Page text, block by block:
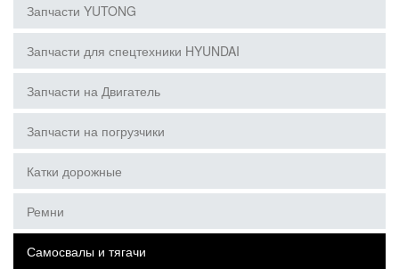
Запчасти YUTONG
Запчасти для спецтехники HYUNDAI
Запчасти на Двигатель
Запчасти на погрузчики
Катки дорожные
Ремни
Самосвалы и тягачи